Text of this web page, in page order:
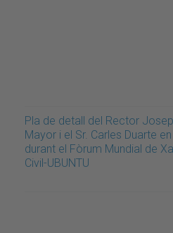
Pla de detall del Rector
Mayor i el Sr. Carles Duarte
durant el Fòrum Mundial de
Civil-UBUNTU